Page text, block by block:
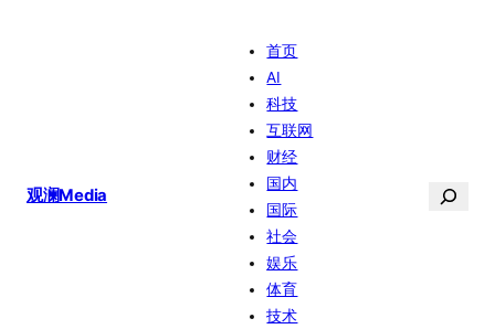
观澜Media
首页
AI
科技
互联网
财经
国内
国际
社会
娱乐
体育
技术
搜